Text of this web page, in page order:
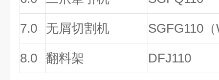
7.0 无屑切割机 SGFG110
8.0 翻料架 DFJ110